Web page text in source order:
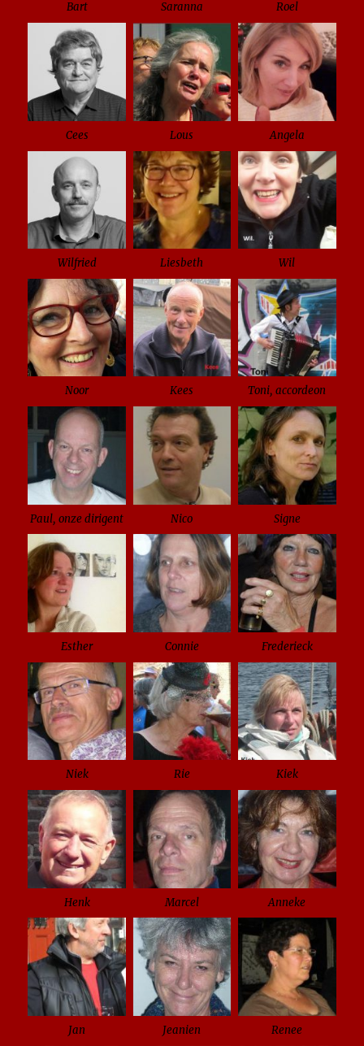
Bart Saranna Roel
Cees Lous Angela
Wilfried Liesbeth Wil
Noor Kees Toni, accordeon
Paul, onze dirigent Nico Signe
Esther Connie Frederieck
Niek Rie Kiek
Henk Marcel Anneke
Jan Jeanien Renee